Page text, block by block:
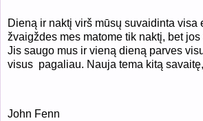
Dieną ir naktį virš mūsų suvaidinta visa
žvaigždes mes matome tik naktį, bet
Jis saugo mus ir vieną dieną parves
visus pagaliau. Nauja tema kitą
John Fenn